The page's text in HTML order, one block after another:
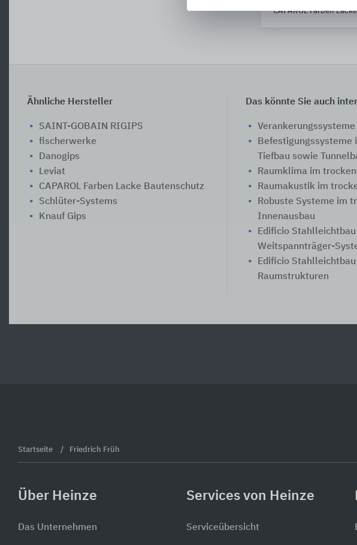
CAPAROL Farben
Ähnliche Hersteller
SAINT-GOBAIN RIGIPS
fischerwerke
Danogips
Leviat
CAPAROL Farben Lacke Bautenschutz
Schlüter-Systems
Knauf Gips
Das könnte Sie auch
Verankerungssysteme
Befestigungssysteme
Tiefbau sowie
Raumklima im
Raumakustik im
Robuste Systeme im
Innenausbau
Edificio
Weitspannträger-
Edificio
Raumstrukturen
Startseite Friedrich Früh
Über Heinze
Das Unternehmen
Services von Heinze
Serviceübersicht